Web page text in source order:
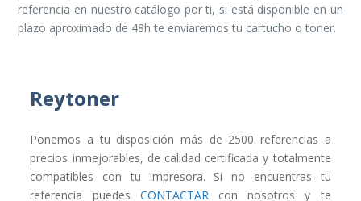
referencia en nuestro catálogo por ti, si está disponible en un
plazo aproximado de 48h te enviaremos tu cartucho o toner.
Reytoner
Ponemos a tu disposición más de 2500 referencias a
precios inmejorables, de calidad certificada y totalmente
compatibles con tu impresora. Si no encuentras tu
referencia puedes CONTACTARcon nosotros y te